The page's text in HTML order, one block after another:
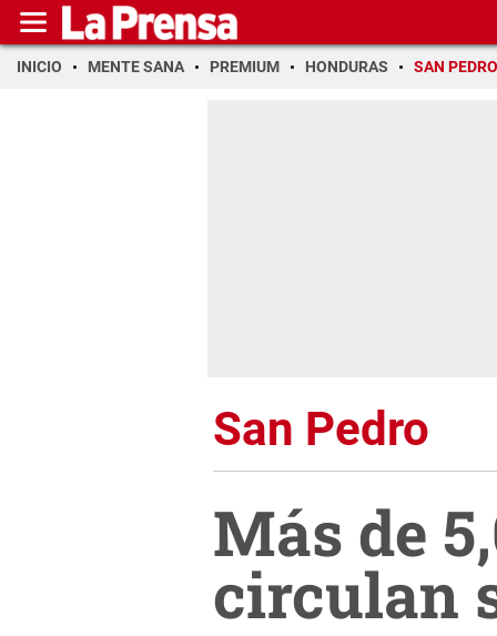
INICIO MENTE SANA PREMIUM HONDURAS SAN PEDRO
San Pedro
Más de
circulan